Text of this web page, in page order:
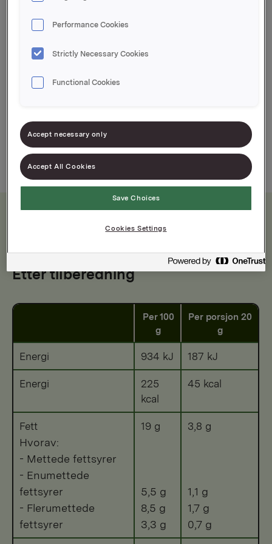
EPD-nr. 475103
Original leverpostei - smaksfavoritten på
porsjonsbeger
God hygiene
Etter tilberedning
Per 100
g
Per porsjon 20
g
Energi 934 kJ 187 kJ
Energi
225
kcal
45 kcal
Fett
Hvorav:
- Mettede fettsyrer
- Enumettede
fettsyrer
- Flerumettede
fettsyrer
19 g
5,5 g
8,5 g
3,3 g
3,8 g
1,1 g
1,7 g
0,7 g
Performance Cookies
Strictly Necessary Cookies
Functional Cookies
Accept necessary only
Accept All Cookies
Save Choices
Cookies Settings